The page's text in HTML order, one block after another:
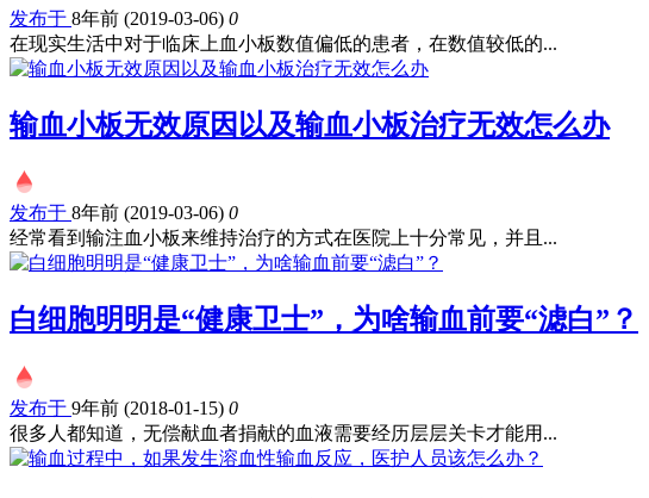
发布于 8年前 (2019-03-06) 0
在现实生活中对于临床上血小板数值偏低的患者，在数值较低的...
输血小板无效原因以及输血小板治疗无效怎么办
发布于 8年前 (2019-03-06) 0
经常看到输注血小板来维持治疗的方式在医院上十分常见，并且...
白细胞明明是“健康卫士”，为啥输血前要“滤白”？
发布于 9年前 (2018-01-15) 0
很多人都知道，无偿献血者捐献的血液需要经历层层关卡才能用...